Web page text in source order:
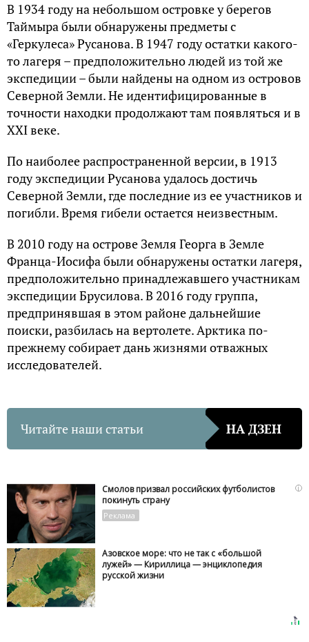
В 1934 году на небольшом островке у берегов
Таймыра были обнаружены предметы с
«Геркулеса» Русанова. В 1947 году остатки какого-
то лагеря – предположительно людей из той же
экспедиции – были найдены на одном из островов
Северной Земли. Не идентифицированные в
точности находки продолжают там появляться и в
XXI веке.
По наиболее распространенной версии, в 1913
году экспедиции Русанова удалось достичь
Северной Земли, где последние из ее участников и
погибли. Время гибели остается неизвестным.
В 2010 году на острове Земля Георга в Земле
Франца-Иосифа были обнаружены остатки лагеря,
предположительно принадлежавшего участникам
экспедиции Брусилова. В 2016 году группа,
предпринявшая в этом районе дальнейшие
поиски, разбилась на вертолете. Арктика по-
прежнему собирает дань жизнями отважных
исследователей.
Читайте наши статьи НА ДЗЕН
i
Смолов призвал российских футболистов
покинуть страну
Азовское море: что не так с «большой
лужей» — Кириллица — энциклопедия
русской жизни